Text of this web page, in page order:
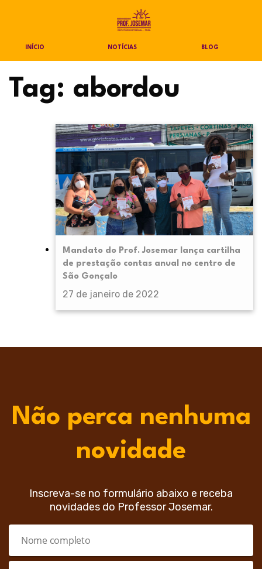
INÍCIO NOTÍCIAS BLOG
Tag: abordou
Mandato do Prof. Josemar lança cartilha
de prestação contas anual no centro de
São Gonçalo
27 de janeiro de 2022
Não perca nenhuma
novidade
Inscreva-se no formulário abaixo e receba
novidades do Professor Josemar.